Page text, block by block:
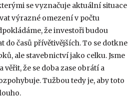
se vyznačuje aktuální situace
výrazné omezení v počtu
že investoři budou
do časů přívětivějších. To se dotkne
ale stavebnictví jako celku. Jsme
že se doba zase obrátí a
Tužbou tedy je, aby toto